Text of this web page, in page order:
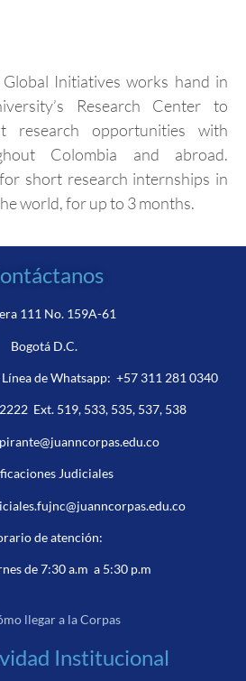
Initiatives works hand in
Research Center to
research opportunities with
Colombia and abroad.
short research internships in
world, for up to 3 months.
111 No. 159A-61
Bogotá D.C.
de Whatsapp: +57 311 281 0340
Ext. 519, 533, 535, 537, 538
Judiciales
de atención:
de 7:30 a.m a 5:30 p.m
llegar a la Corpas
Institucional